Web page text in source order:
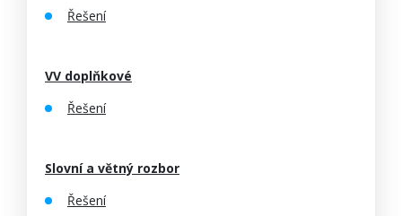
Řešení
VV doplňkové
Řešení
Slovní a větný rozbor
Řešení